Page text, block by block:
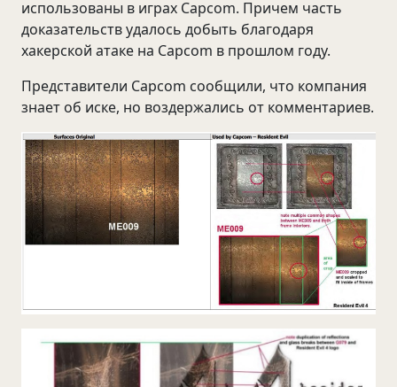
использованы в играх Capcom. Причем часть
доказательств удалось добыть благодаря
хакерской атаке на Capcom в прошлом году.
Представители Capcom сообщили, что компания
знает об иске, но воздержались от комментариев.